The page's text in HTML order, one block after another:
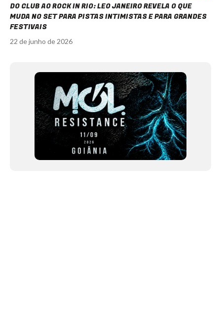
DO CLUB AO ROCK IN RIO: LEO JANEIRO REVELA O QUE
MUDA NO SET PARA PISTAS INTIMISTAS E PARA GRANDES
FESTIVAIS
22 de junho de 2026